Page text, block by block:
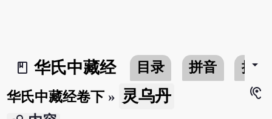
book_2
华氏中藏经 目录 拼音 搜寻
arrow_drop_down
华氏中藏经卷下 » 灵乌丹
hearing